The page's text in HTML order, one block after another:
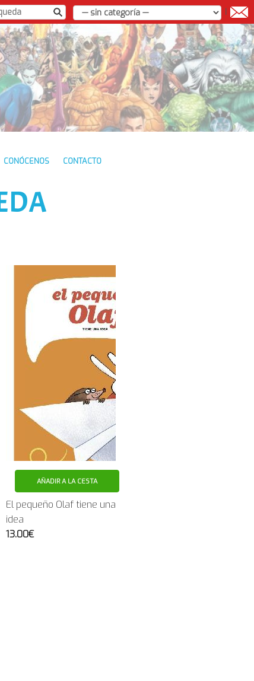
|
CONÓCENOS CONTACTO
AÑADIR A LA CESTA
El pequeño Olaf tiene una
idea
13.00€